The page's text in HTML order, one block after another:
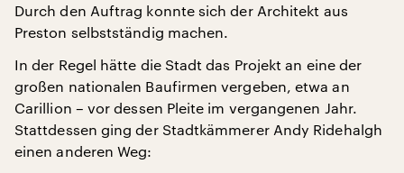
Durch den Auftrag konnte sich der Architekt aus
Preston selbstständig machen.
In der Regel hätte die Stadt das Projekt an eine der
großen nationalen Baufirmen vergeben, etwa an
Carillion – vor dessen Pleite im vergangenen Jahr.
Stattdessen ging der Stadtkämmerer Andy Ridehalgh
einen anderen Weg: